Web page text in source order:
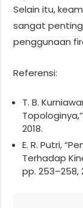
Selain itu,
sangat
penggunaan
Referensi:
T. B.
2018.
E. R. Putri,
Terhadap
pp. 253–258,